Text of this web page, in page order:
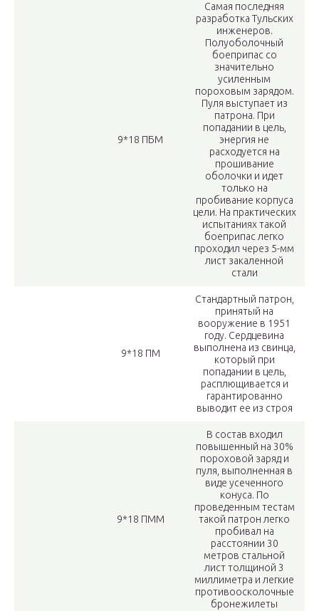
9*18 ПБМ
Самая последняя
разработка Тульских
инженеров.
Полуоболочный
боеприпас со
значительно
усиленным
пороховым зарядом.
Пуля выступает из
патрона. При
попадании в цель,
энергия не
расходуется на
прошивание
оболочки и идет
только на
пробивание корпуса
цели. На практических
испытаниях такой
боеприпас легко
проходил через 5-мм
лист закаленной
стали
9*18 ПМ
Стандартный патрон,
принятый на
вооружение в 1951
году. Сердцевина
выполнена из свинца,
который при
попадании в цель,
расплющивается и
гарантированно
выводит ее из строя
9*18 ПММ
В состав входил
повышенный на 30%
пороховой заряд и
пуля, выполненная в
виде усеченного
конуса. По
проведенным тестам
такой патрон легко
пробивал на
расстоянии 30
метров стальной
лист толщиной 3
миллиметра и легкие
противоосколочные
бронежилеты